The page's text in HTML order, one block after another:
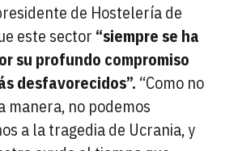
de Hostelería de
este sector “siempre se ha
su profundo compromiso
desfavorecidos”. “Como no
manera, no podemos
a la tragedia de Ucrania, y